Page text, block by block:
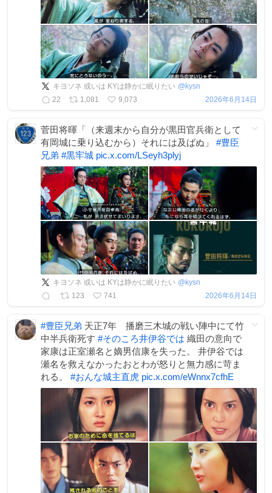
キヨソネ 或いは KYは静かに眠りたい @ kysn
22
1,081 9,073 2026年6月14日
菅田将暉「（来週末から自分が黒田官兵衛として
有岡城に乗り込むから）それには及ばぬ」 #豊臣
兄弟 #黒牢城 pic.x.com/LSeyh3plyj
キヨソネ 或いは KYは静かに眠りたい @ kysn
123
741 2026年6月14日
#豊臣兄弟 天正7年 播磨三木城の戦い陣中にて竹
中半兵衛死す #そのころ井伊谷では 織田の意向で
家康は正室瀬名と嫡男信康を失った。 井伊谷では
瀬名を救えなかったおとわが怒りと無力感に苛ま
れる。 #おんな城主直虎 pic.x.com/eWnnx7cfhE